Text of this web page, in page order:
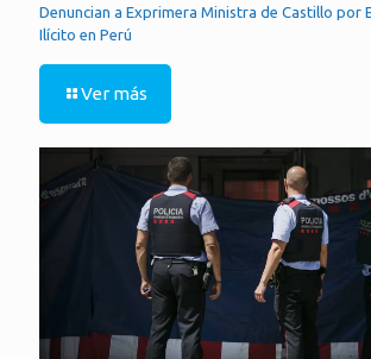
Denuncian a Exprimera Ministra de Castillo por
Ilícito en Perú
Ver más